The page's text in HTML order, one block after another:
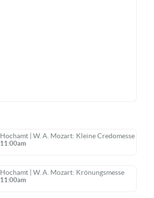
Hochamt | W. A. Mozart: Kleine Credomesse
11:00am
Hochamt | W. A. Mozart: Krönungsmesse
11:00am